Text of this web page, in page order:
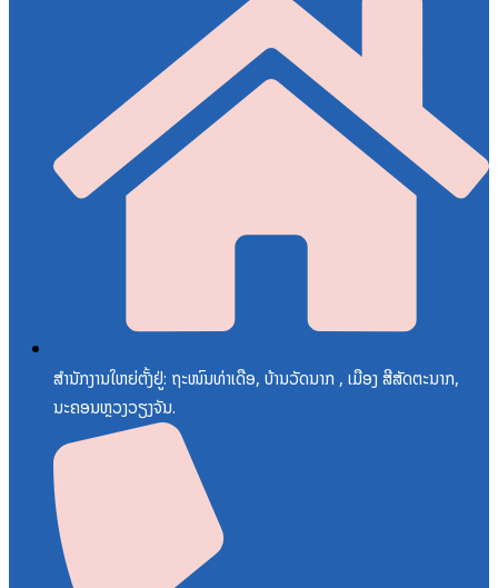
ສຳນັກງານໃຫຍ່ຕັ້ງຢູ່: ຖະໜົນທ່າເດືອ, ບ້ານວັດນາກ , ເມືອງ ສີສັດຕະນາກ,
ນະຄອນຫຼວງວຽງຈັນ.